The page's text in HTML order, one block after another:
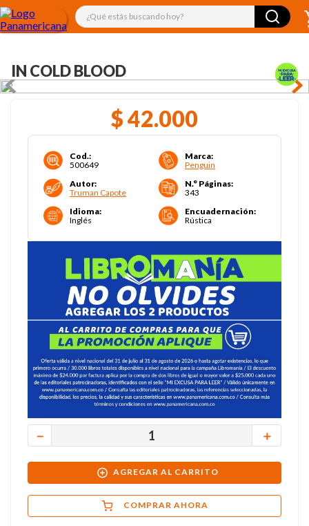
¿Qué estás buscando hoy?
IN COLD BLOOD
$42.000
Cod.:
500649
Marca:
Penguin
Autor:
Truman Capote
N.° Páginas:
343
Idioma:
Inglés
Encuadernación:
Rústica
＋
－
AGREGAR AL CARRITO
COMPRAR AHORA